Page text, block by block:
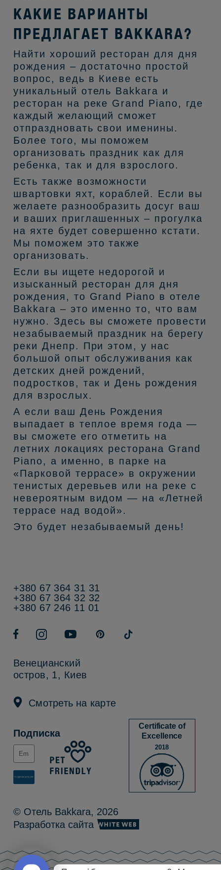
КАКИЕ ВАРИАНТЫ
ПРЕДЛАГАЕТ BAKKARA?
Найти хороший ресторан для дня
рождения – достаточно простой
вопрос, ведь в Киеве есть
уникальный отель Bakkara и
ресторан на реке Grand Pianо, где
каждый желающий сможет
отпраздновать свои именины.
Более того, мы поможем
организовать праздник как для
ребенка, так и для взрослого.
Есть также возможности
швартовки яхт, кораблей. Если вы
желаете разнообразить досуг ваш
и ваших приглашенных – прогулка
на яхте будет совершенно кстати.
Мы поможем это также
организовать.
Если вы ищете недорогой и
изысканный ресторан для дня
рождения, то Grand Piano в отеле
Bakkara – это именно то, что вам
нужно. Здесь вы сможете провести
незабываемый праздник на берегу
реки Днепр. При этом, у нас
большой опыт обслуживания как
детских дней рождений,
подростков, так и День рождения
для взрослых.
А если ваш День Рождения
выпадает в теплое время года —
вы сможете его отметить на
летних локациях ресторана Grand
Piano, а именно, в парке на
«Парковой террасе» в окружении
тенистых деревьев или на реке с
невероятным видом — на «Летней
террасе над водой».
Это будет незабываемый день!
+380 67 364 31 31
+380 67 364 32 32
+380 67 246 11 01
Венецианский
остров, 1, Киев
Смотреть на карте
Подписка
Certificate of
Excellence
2018
© Отель Bakkara, 2026
Разработка сайта